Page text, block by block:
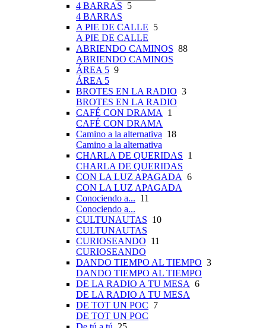
4 BARRAS 5
4 BARRAS
A PIE DE CALLE 5
A PIE DE CALLE
ABRIENDO CAMINOS 88
ABRIENDO CAMINOS
ÁREA 5 9
ÁREA 5
BROTES EN LA RADIO 3
BROTES EN LA RADIO
CAFÉ CON DRAMA 1
CAFÉ CON DRAMA
Camino a la alternativa 18
Camino a la alternativa
CHARLA DE QUERIDAS 1
CHARLA DE QUERIDAS
CON LA LUZ APAGADA 6
CON LA LUZ APAGADA
Conociendo a... 11
Conociendo a...
CULTUNAUTAS 10
CULTUNAUTAS
CURIOSEANDO 11
CURIOSEANDO
DANDO TIEMPO AL TIEMPO 3
DANDO TIEMPO AL TIEMPO
DE LA RADIO A TU MESA 6
DE LA RADIO A TU MESA
DE TOT UN POC 7
DE TOT UN POC